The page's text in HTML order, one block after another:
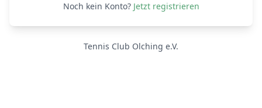
Noch kein Konto? Jetzt registrieren
Tennis Club Olching e.V.